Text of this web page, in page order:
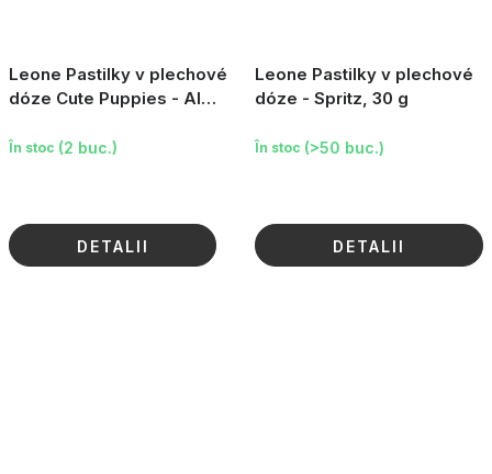
Leone Pastilky v plechové
dóze Cute Puppies - Al
În stoc (2 buc.)
DETALII
Leone Pastilky v plechové
dóze - Spritz, 30 g
În stoc (>50 buc.)
DETALII